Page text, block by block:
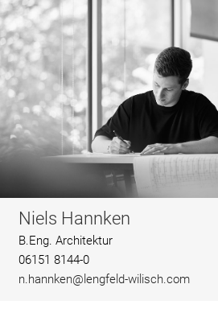
Niels Hannken
B.Eng. Architektur
06151 8144-0
n.hannken@lengfeld-wilisch.com